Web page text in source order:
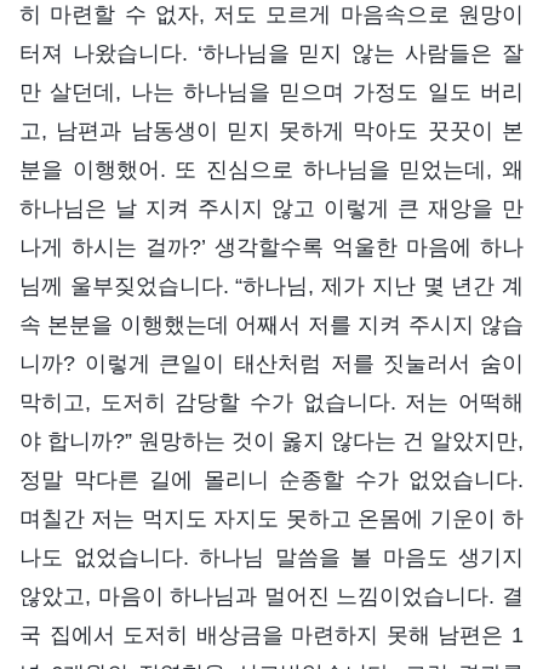
히 마련할 수 없자, 저도 모르게 마음속으로 원망이
터져 나왔습니다. ‘하나님을 믿지 않는 사람들은 잘
만 살던데, 나는 하나님을 믿으며 가정도 일도 버리
고, 남편과 남동생이 믿지 못하게 막아도 꿋꿋이 본
분을 이행했어. 또 진심으로 하나님을 믿었는데, 왜
하나님은 날 지켜 주시지 않고 이렇게 큰 재앙을 만
나게 하시는 걸까?’ 생각할수록 억울한 마음에 하나
님께 울부짖었습니다. “하나님, 제가 지난 몇 년간 계
속 본분을 이행했는데 어째서 저를 지켜 주시지 않습
니까? 이렇게 큰일이 태산처럼 저를 짓눌러서 숨이
막히고, 도저히 감당할 수가 없습니다. 저는 어떡해
야 합니까?” 원망하는 것이 옳지 않다는 건 알았지만,
정말 막다른 길에 몰리니 순종할 수가 없었습니다.
며칠간 저는 먹지도 자지도 못하고 온몸에 기운이 하
나도 없었습니다. 하나님 말씀을 볼 마음도 생기지
않았고, 마음이 하나님과 멀어진 느낌이었습니다. 결
국 집에서 도저히 배상금을 마련하지 못해 남편은 1